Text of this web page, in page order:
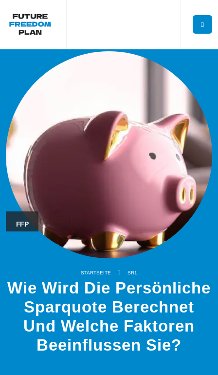
FFP
STARTSEITE SR1
Wie Wird Die Persönliche
Sparquote Berechnet
Und Welche Faktoren
Beeinflussen Sie?